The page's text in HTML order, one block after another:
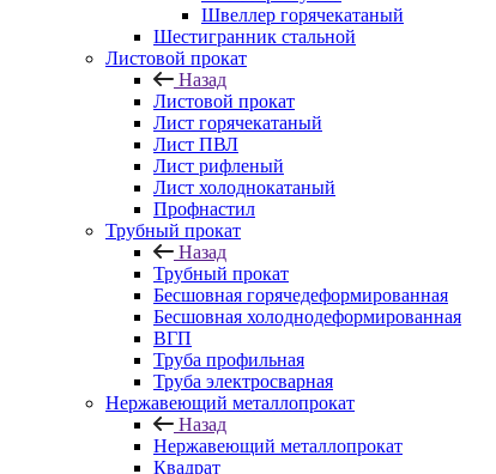
Швеллер горячекатаный
Шестигранник стальной
Листовой прокат
Назад
Листовой прокат
Лист горячекатаный
Лист ПВЛ
Лист рифленый
Лист холоднокатаный
Профнастил
Трубный прокат
Назад
Трубный прокат
Бесшовная горячедеформированная
Бесшовная холоднодеформированная
ВГП
Труба профильная
Труба электросварная
Нержавеющий металлопрокат
Назад
Нержавеющий металлопрокат
Квадрат